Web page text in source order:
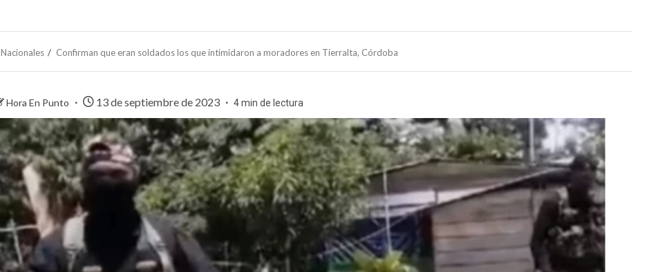
Nacionales Confirman que eran soldados los que intimidaron a moradores en Tierralta, Córdoba
Hora En Punto 13 de septiembre de 2023 4 min de lectura